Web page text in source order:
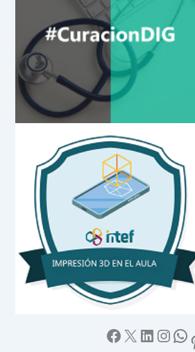
Facebook X LinkedIn Instagram WhatsApp Pinterest